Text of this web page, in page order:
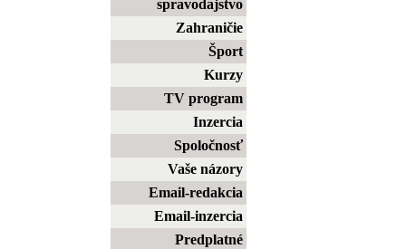
spravodajstvo
Zahraničie
Šport
Kurzy
TV program
Inzercia
Spoločnosť
Vaše názory
Email-redakcia
Email-inzercia
Predplatné